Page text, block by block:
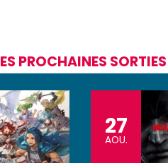
PROCHAINES SORTIES
27
AOU.